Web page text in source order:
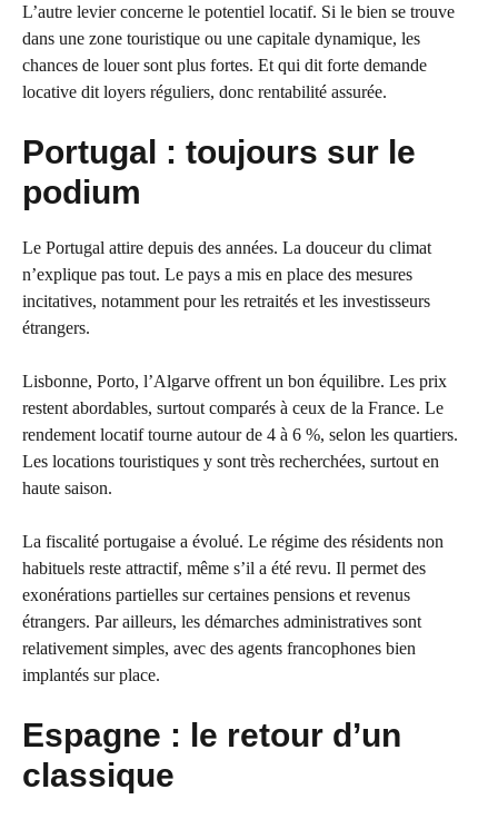
L’autre levier concerne le potentiel locatif. Si le bien se trouve
dans une zone touristique ou une capitale dynamique, les
chances de louer sont plus fortes. Et qui dit forte demande
locative dit loyers réguliers, donc rentabilité assurée.
Portugal : toujours sur le
podium
Le Portugal attire depuis des années. La douceur du climat
n’explique pas tout. Le pays a mis en place des mesures
incitatives, notamment pour les retraités et les investisseurs
étrangers.
Lisbonne, Porto, l’Algarve offrent un bon équilibre. Les prix
restent abordables, surtout comparés à ceux de la France. Le
rendement locatif tourne autour de 4 à 6 %, selon les quartiers.
Les locations touristiques y sont très recherchées, surtout en
haute saison.
La fiscalité portugaise a évolué. Le régime des résidents non
habituels reste attractif, même s’il a été revu. Il permet des
exonérations partielles sur certaines pensions et revenus
étrangers. Par ailleurs, les démarches administratives sont
relativement simples, avec des agents francophones bien
implantés sur place.
Espagne : le retour d’un
classique